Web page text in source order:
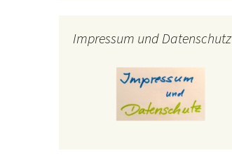
Impressum und Datenschutz